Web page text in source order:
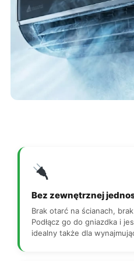
Bez zewnętrznej
Brak otarć na ścianach,
Podłącz go do gniazdka i
idealny także dla